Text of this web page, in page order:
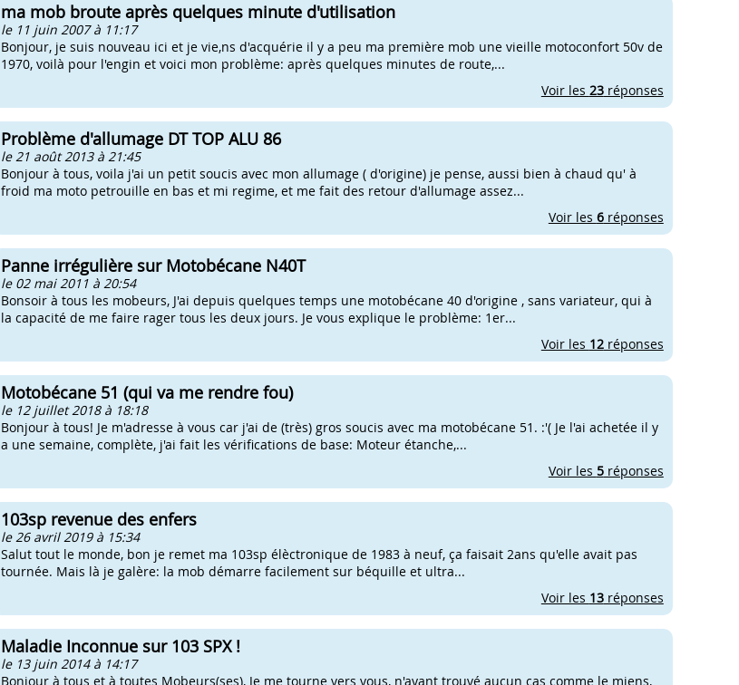
ma mob broute après quelques minute d'utilisation
le 11 juin 2007 à 11:17
Bonjour, je suis nouveau ici et je vie,ns d'acquérie il y a peu ma première mob une vieille motoconfort 50v de
1970, voilà pour l'engin et voici mon problème: après quelques minutes de route,...
Voir les 23réponses
Problème d'allumage DT TOP ALU 86
le 21 août 2013 à 21:45
Bonjour à tous, voila j'ai un petit soucis avec mon allumage ( d'origine) je pense, aussi bien à chaud qu' à
froid ma moto petrouille en bas et mi regime, et me fait des retour d'allumage assez...
Voir les 6réponses
Panne irrégulière sur Motobécane N40T
le 02 mai 2011 à 20:54
Bonsoir à tous les mobeurs, J'ai depuis quelques temps une motobécane 40 d'origine , sans variateur, qui à
la capacité de me faire rager tous les deux jours. Je vous explique le problème: 1er...
Voir les 12réponses
Motobécane 51 (qui va me rendre fou)
le 12 juillet 2018 à 18:18
Bonjour à tous! Je m'adresse à vous car j'ai de (très) gros soucis avec ma motobécane 51. :'( Je l'ai achetée il y
a une semaine, complète, j'ai fait les vérifications de base: Moteur étanche,...
Voir les 5réponses
103sp revenue des enfers
le 26 avril 2019 à 15:34
Salut tout le monde, bon je remet ma 103sp élèctronique de 1983 à neuf, ça faisait 2ans qu'elle avait pas
tournée. Mais là je galère: la mob démarre facilement sur béquille et ultra...
Voir les 13réponses
Maladie Inconnue sur 103 SPX !
le 13 juin 2014 à 14:17
Bonjour à tous et à toutes Mobeurs(ses), Je me tourne vers vous, n'ayant trouvé aucun cas comme le miens,